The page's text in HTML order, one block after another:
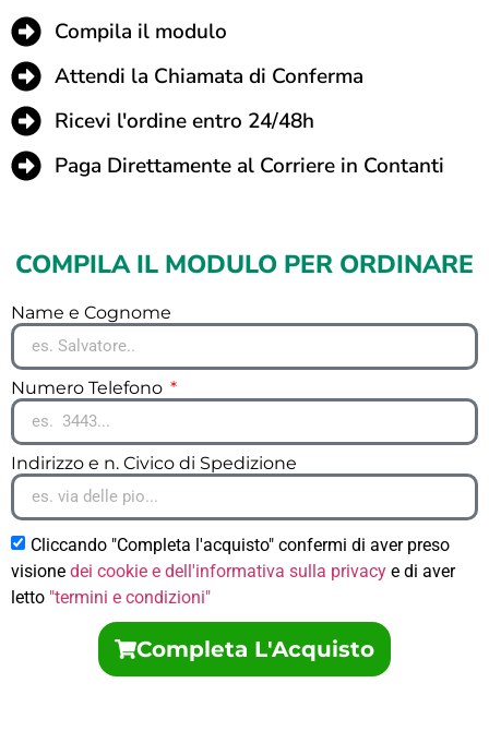
Compila il modulo
Attendi la Chiamata di Conferma
Ricevi l'ordine entro 24/48h
Paga Direttamente al Corriere in Contanti
COMPILA IL MODULO PER ORDINARE
Name e Cognome
Numero Telefono
Indirizzo e n. Civico di Spedizione
Cliccando "Completa l'acquisto" confermi di aver preso
visione dei cookie e dell'informativa sulla privacy e di aver
letto "termini e condizioni"
Completa L'Acquisto